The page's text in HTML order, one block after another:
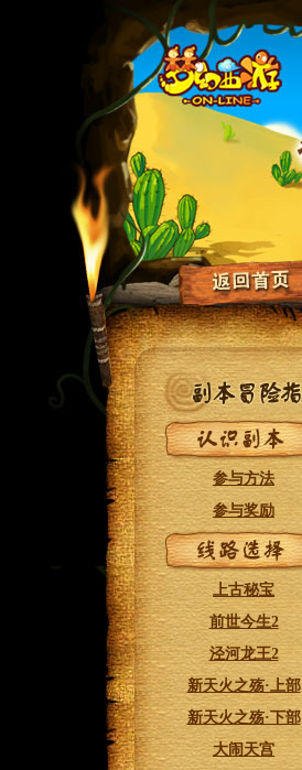
参与方法
参与奖励
上古秘宝
前世今生2
泾河龙王2
新天火之殇·上部
新天火之殇·下部
大闹天宫